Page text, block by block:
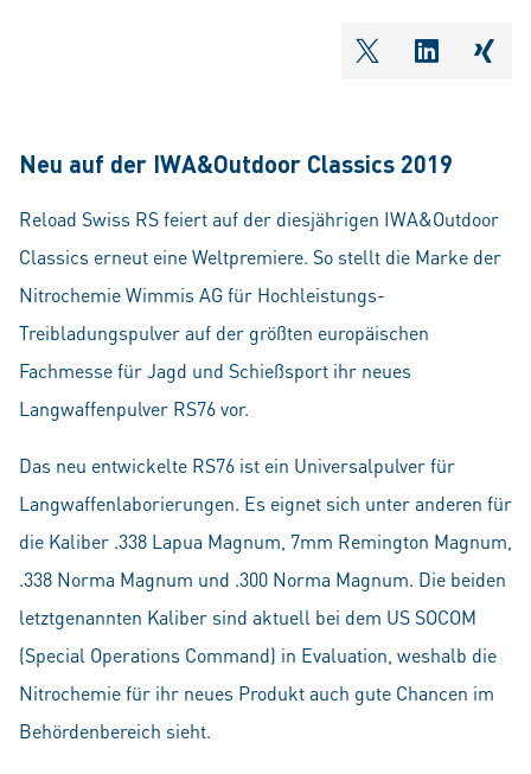
shareOntwitter
Neu auf der IWA&Outdoor Classics 2019
Reload Swiss RS feiert auf der diesjährigen IWA&Outdoor
Classics erneut eine Weltpremiere. So stellt die Marke der
Nitrochemie Wimmis AG für Hochleistungs-
Treibladungspulver auf der größten europäischen
Fachmesse für Jagd und Schießsport ihr neues
Langwaffenpulver RS76 vor.
Das neu entwickelte RS76 ist ein Universalpulver für
Langwaffenlaborierungen. Es eignet sich unter anderen für
die Kaliber .338 Lapua Magnum, 7mm Remington Magnum,
.338 Norma Magnum und .300 Norma Magnum. Die beiden
letztgenannten Kaliber sind aktuell bei dem US SOCOM
(Special Operations Command) in Evaluation, weshalb die
Nitrochemie für ihr neues Produkt auch gute Chancen im
Behördenbereich sieht.